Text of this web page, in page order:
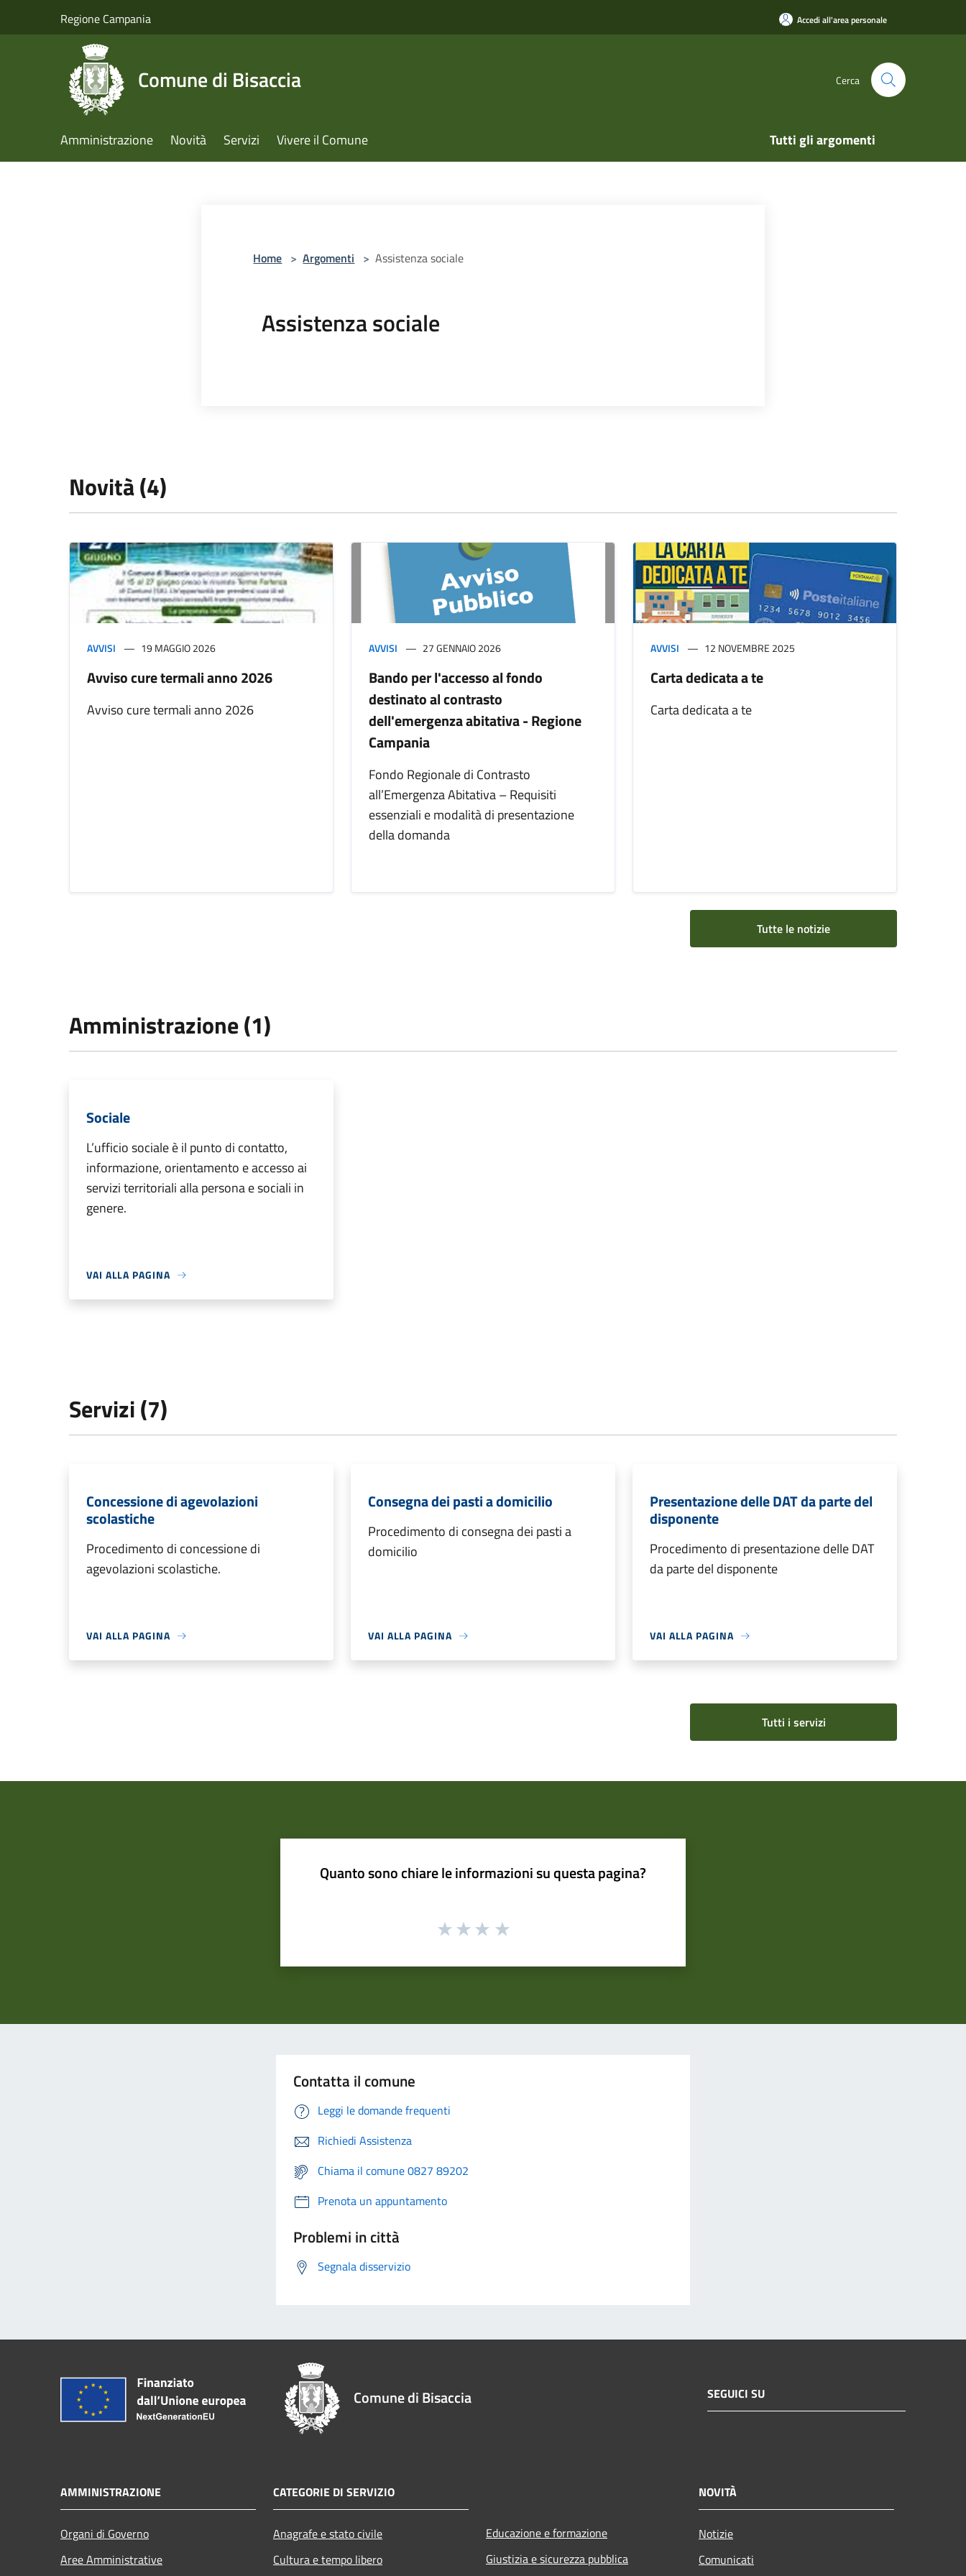
Regione Campania Accedi all'area personale
Comune di Bisaccia Cerca
Amministrazione Novità Servizi Vivere il Comune Tutti gli argomenti
Home > Argomenti > Assistenza sociale
Assistenza sociale
Novità (4)
AVVISI 19 MAGGIO 2026
Avviso cure termali anno 2026
Avviso cure termali anno 2026
AVVISI 27 GENNAIO 2026
Bando per l'accesso al fondo
destinato al contrasto
dell'emergenza abitativa - Regione
Campania
Fondo Regionale di Contrasto
all’Emergenza Abitativa – Requisiti
essenziali e modalità di presentazione
della domanda
AVVISI 12 NOVEMBRE 2025
Carta dedicata a te
Carta dedicata a te
Tutte le notizie
Amministrazione (1)
Sociale
L’ufficio sociale è il punto di contatto,
informazione, orientamento e accesso ai
servizi territoriali alla persona e sociali in
genere.
VAI ALLA PAGINA
Servizi (7)
Concessione di agevolazioni
scolastiche
Procedimento di concessione di
agevolazioni scolastiche.
VAI ALLA PAGINA
Consegna dei pasti a domicilio
Procedimento di consegna dei pasti a
domicilio
VAI ALLA PAGINA
Presentazione delle DAT da parte del
disponente
Procedimento di presentazione delle DAT
da parte del disponente
VAI ALLA PAGINA
Tutti i servizi
Quanto sono chiare le informazioni su questa pagina?
Contatta il comune
Leggi le domande frequenti
Richiedi Assistenza
Chiama il comune 0827 89202
Prenota un appuntamento
Problemi in città
Segnala disservizio
Comune di Bisaccia SEGUICI SU
AMMINISTRAZIONE
Organi di Governo
Aree Amministrative
CATEGORIE DI SERVIZIO
Anagrafe e stato civile
Cultura e tempo libero
Educazione e formazione
Giustizia e sicurezza pubblica
NOVITÀ
Notizie
Comunicati